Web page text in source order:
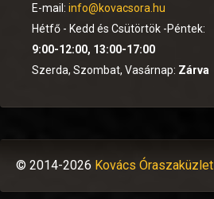
E-mail: info@kovacsora.hu
Hétfő - Kedd és Csütörtök -Péntek:
9:00-12:00, 13:00-17:00
Szerda, Szombat, Vasárnap: Zárva
© 2014-2026 Kovács Óraszaküzlet